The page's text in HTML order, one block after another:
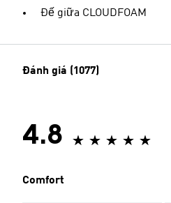
Đế giữa CLOUDFOAM
Đánh giá (1077)
4.8
Comfort